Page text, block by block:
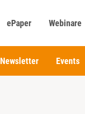
ePaper Webinare
Newsletter Events